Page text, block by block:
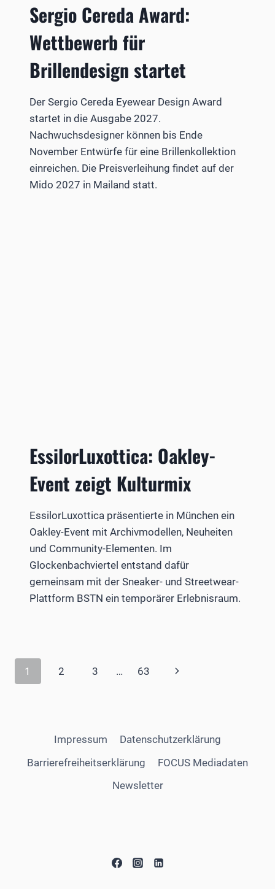
Sergio Cereda Award:
Wettbewerb für
Brillendesign startet
Der Sergio Cereda Eyewear Design Award
startet in die Ausgabe 2027.
Nachwuchsdesigner können bis Ende
November Entwürfe für eine Brillenkollektion
einreichen. Die Preisverleihung findet auf der
Mido 2027 in Mailand statt.
EssilorLuxottica: Oakley-
Event zeigt Kulturmix
EssilorLuxottica präsentierte in München ein
Oakley-Event mit Archivmodellen, Neuheiten
und Community-Elementen. Im
Glockenbachviertel entstand dafür
gemeinsam mit der Sneaker- und Streetwear-
Plattform BSTN ein temporärer Erlebnisraum.
Seitennavigation
1 2 3 … 63
Nächste
Impressum
Datenschutzerklärung
Barrierefreiheitserklärung
FOCUS Mediadaten
Newsletter